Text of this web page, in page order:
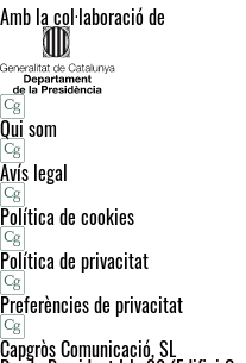
Amb la col·laboració de
Qui som
Avís legal
Política de cookies
Política de privacitat
Preferències de privacitat
Capgròs Comunicació, SL